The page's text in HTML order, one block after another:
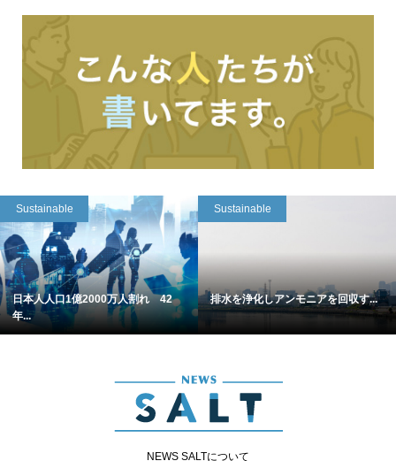
Sustainable
日本人人口1億2000万人割れ 42
年...
Sustainable
排水を浄化しアンモニアを回収す...
NEWS SALTについて